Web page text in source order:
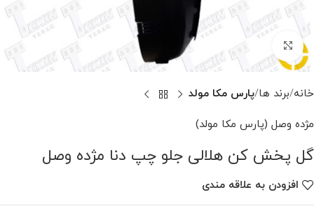
برای بزرگنمایی کلیک کنید
خانه برند ها پارس مکا مولد
مژده وصل (پارس مکا مولد)
گل پخش کن هلالی جلو چپ دنا مژده وصل
افزودن به علاقه مندی